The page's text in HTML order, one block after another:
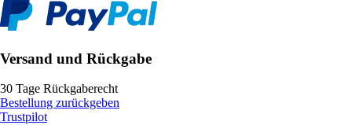
Versand und Rückgabe
30 Tage Rückgaberecht
Bestellung zurückgeben
Trustpilot